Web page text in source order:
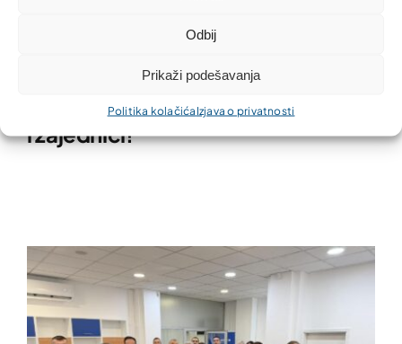
Odbij
Prikaži podešavanja
Politika kolačića Izjava o privatnosti
Proširili smo naše prisustvo u
Jelahu – još bliže našim korisnicima
i zajednici!